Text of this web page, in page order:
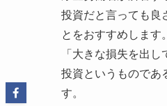
投資だと言っても良
とをおすすめします。
「大きな損失を出
投資というものであ
す。